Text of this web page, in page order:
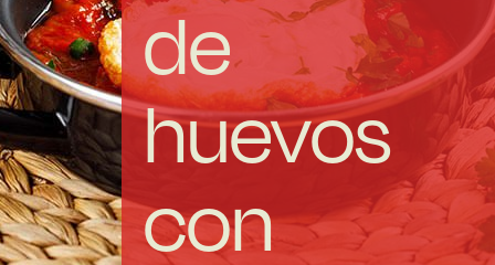
Las Noticias
Instrucciones de seguridad
FAQ
de
huevos
con